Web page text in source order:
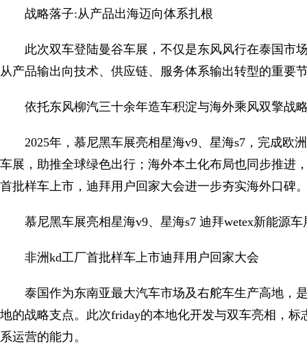
战略落子:从产品出海迈向体系扎根
此次双车登陆曼谷车展，不仅是东风风行在泰国市
从产品输出向技术、供应链、服务体系输出转型的重要
依托东风柳汽三十余年造车积淀与海外乘风双擎战
2025年，慕尼黑车展亮相星海v9、星海s7，完成欧
车展，助推全球绿色出行；海外本土化布局也同步推进
首批样车上市，迪拜用户回家大会进一步夯实海外口碑
慕尼黑车展亮相星海v9、星海s7 迪拜wetex新能源车
非洲kd工厂首批样车上市迪拜用户回家大会
泰国作为东南亚最大汽车市场及右舵车生产高地，
地的战略支点。此次friday的本地化开发与双车亮相，
系运营的能力。